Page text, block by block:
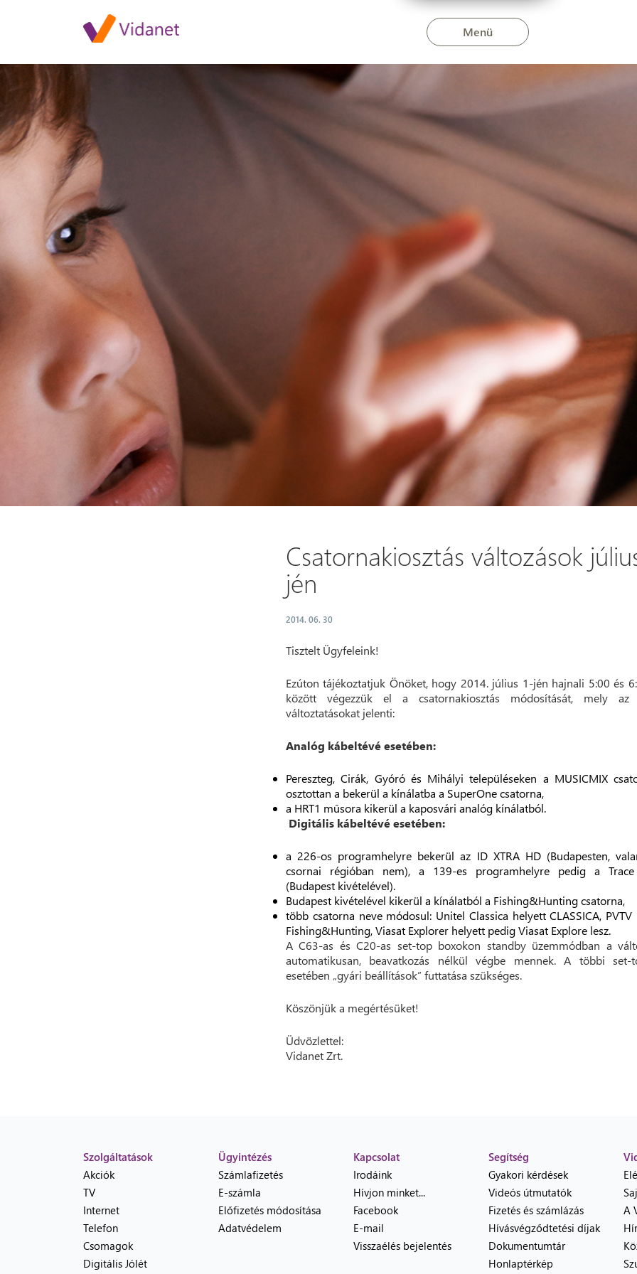
Menü
Csatornakiosztás változások július 1-jén
Csatornakiosztás változások
jén
2014. 06. 30
Tisztelt Ügyfeleink!
Ezúton tájékoztatjuk Önöket, hogy 2014. július 1-jén hajnali 5:00 és
között végezzük el a csatornakiosztás módosítását, mely az
változtatásokat jelenti:
Analóg kábeltévé esetében:
Pereszteg, Cirák, Gyóró és Mihályi településeken a MUSICMIX
osztottan a bekerül a kínálatba a SuperOne csatorna,
a HRT1 műsora kikerül a kaposvári analóg kínálatból.
Digitális kábeltévé esetében:
a 226-os programhelyre bekerül az ID XTRA HD (Budapesten,
csornai régióban nem), a 139-es programhelyre pedig a
(Budapest kivételével).
Budapest kivételével kikerül a kínálatból a Fishing&Hunting csatorna,
több csatorna neve módosul: Unitel Classica helyett CLASSICA,
Fishing&Hunting, Viasat Explorer helyett pedig Viasat Explore lesz.
A C63-as és C20-as set-top boxokon standby üzemmódban a
automatikusan, beavatkozás nélkül végbe mennek. A többi set-
esetében „gyári beállítások” futtatása szükséges.
Köszönjük a megértésüket!
Üdvözlettel:
Vidanet Zrt.
Szolgáltatások
Akciók
TV
Internet
Telefon
Csomagok
Digitális Jólét
Ügyintézés
Számlafizetés
E-számla
Előfizetés módosítása
Adatvédelem
Kapcsolat
Irodáink
Hívjon minket...
Facebook
E-mail
Visszaélés bejelentés
Segítség
Gyakori kérdések
Videós útmutatók
Fizetés és számlázás
Hívásvégződtetési díjak
Dokumentumtár
Honlaptérkép
A